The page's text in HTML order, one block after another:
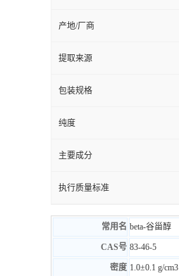
产地/厂商
提取来源
包装规格
纯度
主要成分
执行质量标准
常用名 beta-谷甾醇
CAS号 83-46-5
密度 1.0±0.1 g/cm3